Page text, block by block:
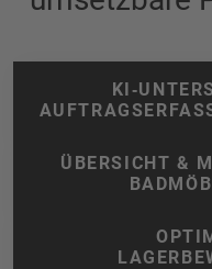
ÜBERSICHT &